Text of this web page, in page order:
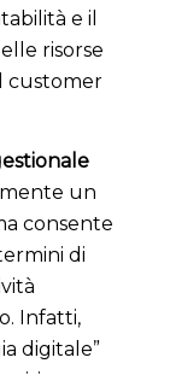
e il
risorse
customer
un
consente
di
Infatti,
digitale”